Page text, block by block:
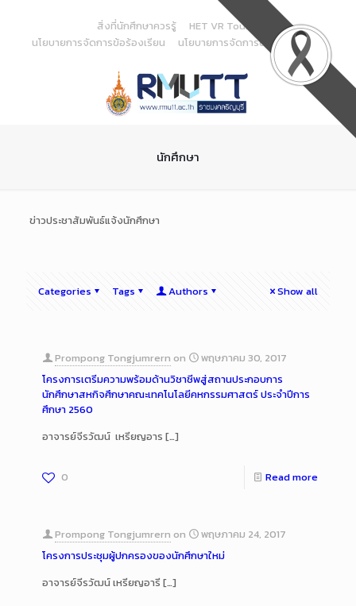
Content
สิ่งที่นักศึกษาควรรู้
HET VR Tour
นโยบายการจัดการข้อร้องเรียน
นโยบายการจัดการด้านสารสนเทศ
นักศึกษา
ข่าวประชาสัมพันธ์แจ้งนักศึกษา
Categories Tags Authors Show all
Prompong Tongjumrern on
พฤษภาคม 30, 2017
โครงการเตรีมความพร้อมด้านวิชาชีพสู่สถานประกอบการ
นักศึกษาสหกิจศึกษาคณะเทคโนโลยีคหกรรมศาสตร์ ประจำปีการ
ศึกษา 2560
อาจารย์จีรวัฒน์ เหรียญอาร […]
0 Read more
Prompong Tongjumrern on
พฤษภาคม 24, 2017
โครงการประชุมผู้ปกครองของนักศึกษาใหม่
อาจารย์จีรวัฒน์ เหรียญอารี […]